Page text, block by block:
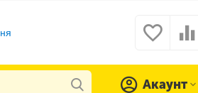
Акаунт